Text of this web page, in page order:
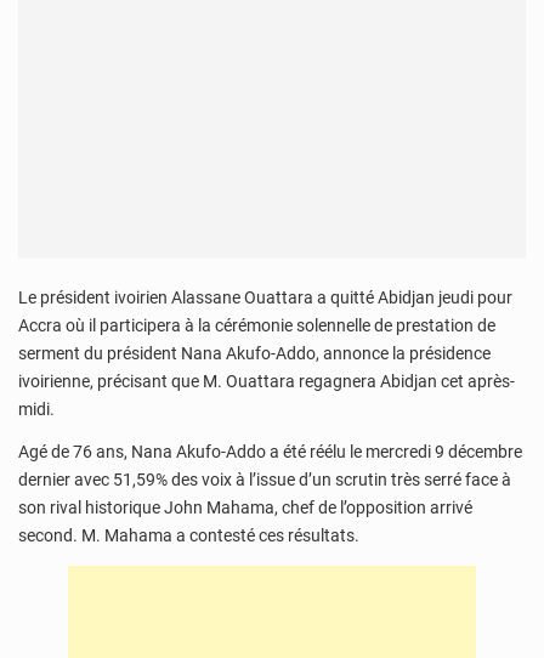
Le président ivoirien Alassane Ouattara a quitté Abidjan jeudi pour
Accra où il participera à la cérémonie solennelle de prestation de
serment du président Nana Akufo-Addo, annonce la présidence
ivoirienne, précisant que M. Ouattara regagnera Abidjan cet après-
midi.
Agé de 76 ans, Nana Akufo-Addo a été réélu le mercredi 9 décembre
dernier avec 51,59% des voix à l’issue d’un scrutin très serré face à
son rival historique John Mahama, chef de l’opposition arrivé
second. M. Mahama a contesté ces résultats.